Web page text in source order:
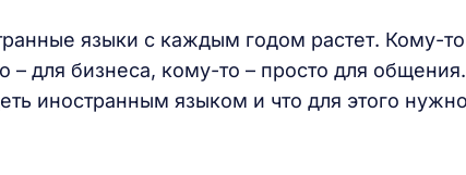
языки с каждым годом растет. Кому-
– для бизнеса, кому-то – просто для
иностранным языком и что для этого